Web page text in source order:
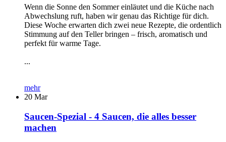
Wenn die Sonne den Sommer einläutet und die Küche nach
Abwechslung ruft, haben wir genau das Richtige für dich.
Diese Woche erwarten dich zwei neue Rezepte, die ordentlich
Stimmung auf den Teller bringen – frisch, aromatisch und
perfekt für warme Tage.
...
mehr
20 Mar
Saucen-Spezial - 4 Saucen, die alles besser
machen